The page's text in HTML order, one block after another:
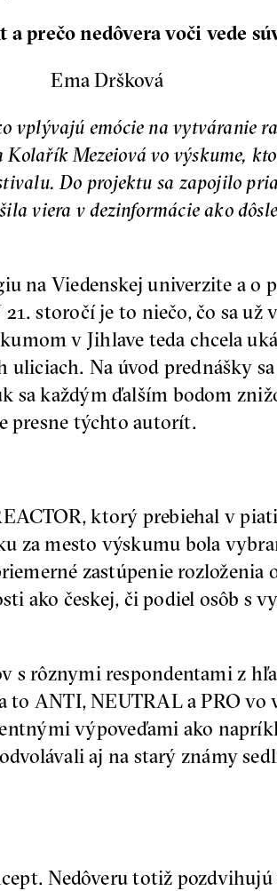
prečo nedôvera voči vede
Ema Dršková
vplývajú emócie na vytváranie
Mezeiová vo výskume,
Do projektu sa zapojilo
viera v dezinformácie ako
na Viedenskej univerzite a o
storočí je to niečo, čo sa už
v Jihlave teda chcela
uliciach. Na úvod prednášky
sa každým ďalším bodom
presne týchto autorít.
ktorý prebiehal v
za mesto výskumu bola
zastúpenie rozloženia
ako českej, či podiel osôb s
s rôznymi respondentami z
to ANTI, NEUTRAL a PRO
výpoveďami ako
aj na starý známy
Nedôveru totiž